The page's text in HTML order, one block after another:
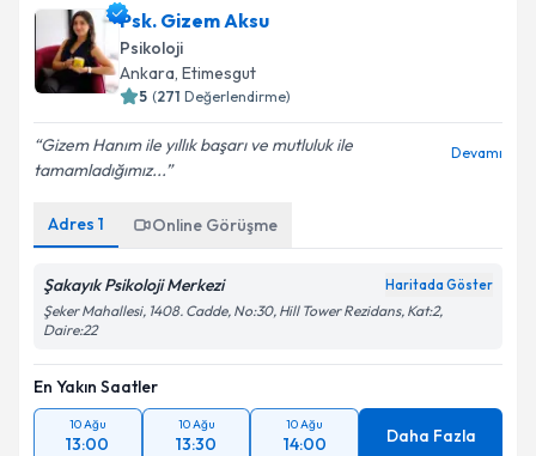
Psk. Gizem Aksu
Psikoloji
Ankara, Etimesgut
5 (271 Değerlendirme)
Gizem Hanım ile yıllık başarı ve mutluluk ile
tamamladığımız...
Devamı
Adres 1 Online Görüşme
Şakayık Psikoloji Merkezi Haritada Göster
Şeker Mahallesi, 1408. Cadde, No:30, Hill Tower Rezidans, Kat:2,
Daire:22
En Yakın Saatler
10 Ağu
13:00
10 Ağu
13:30
10 Ağu
14:00 Daha Fazla